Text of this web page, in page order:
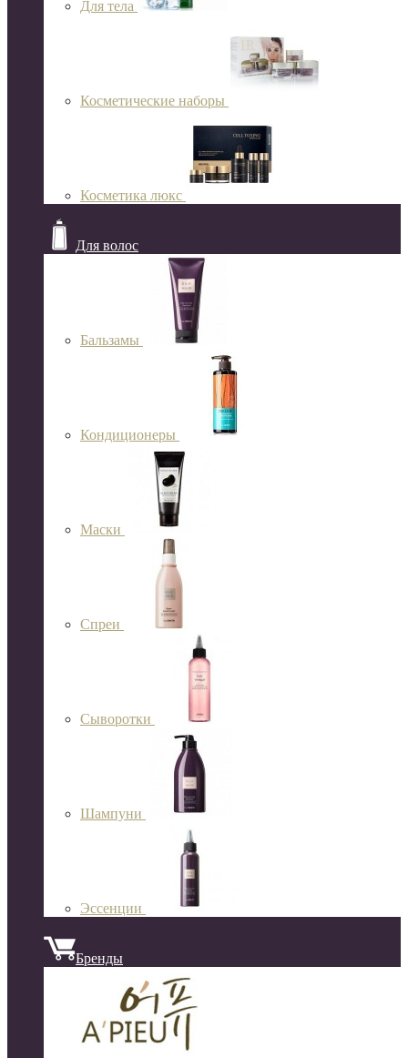
Для тела
Косметические наборы
Косметика люкс
Для волос
Бальзамы
Кондиционеры
Маски
Спреи
Сыворотки
Шампуни
Эссенции
Бренды